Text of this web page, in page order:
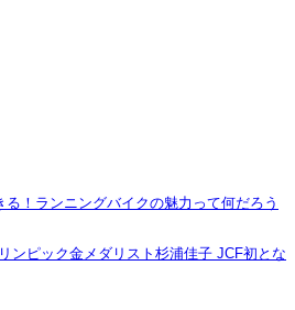
！ランニングバイクの魅力って何だろう
ンピック金メダリスト杉浦佳子 JCF初とな